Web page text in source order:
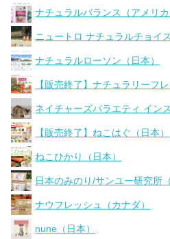
ナチュラルバランス（アメリカ
ニュートロ ナチュラルチョイ
ナチュラルローソン（日本）
【販売終了】ナチュラリーフ
ネイチャーズバラエティ イン
【販売終了】ねこはぐ（日本）
ねこひかり（日本）
日本のみのり/サンユー研究所
ナウフレッシュ（カナダ）
nune（日本）